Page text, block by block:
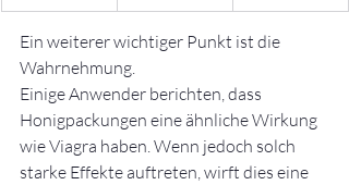
Ein weiterer wichtiger Punkt ist die
Wahrnehmung.
Einige Anwender berichten, dass
Honigpackungen eine ähnliche Wirkung
wie Viagra haben. Wenn jedoch solch
starke Effekte auftreten, wirft dies eine